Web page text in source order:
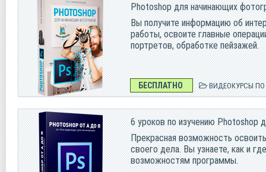
Photoshop для начинающих
Вы получите информацию об
работы, освоите главные
портретов, обработке пейзажей.
БЕСПЛАТНО ВИДЕОКУРСЫ
6 уроков по изучению Photoshop
Прекрасная возможность
своего дела. Вы узнаете, как и
возможностям программы.